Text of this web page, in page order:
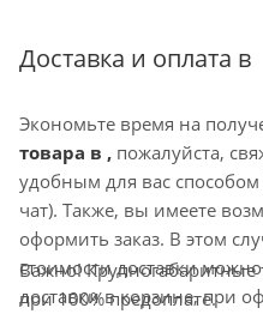
комплектоваться клапаном
Доставка и оплата в
Экономьте время на
товара в , пожалуйста,
удобным для вас
чат). Также, вы имеете
оформить заказ. В этом
стоимости доставки
доставки в корзине, при
Важно! Крупногабаритные
при 100% предоплате.